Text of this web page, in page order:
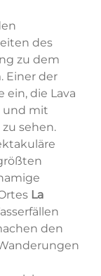
des
zu dem
Einer der
ein, die Lava
und mit
sehen.
La
den